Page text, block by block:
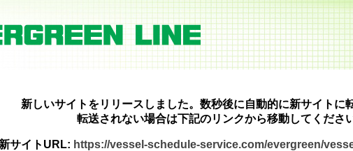
新しいサイトをリリースしました。数秒後に自動的に新サイトに
転送されない場合は下記のリンクから移動してください
新サイトURL: https://vessel-schedule-service.com/evergreen/